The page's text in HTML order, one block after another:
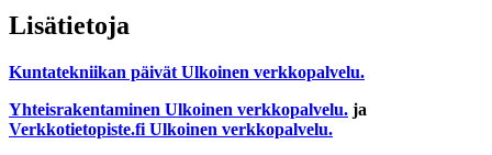
Lisätietoja
Kuntatekniikan päivät Ulkoinen verkkopalvelu.
Yhteisrakentaminen Ulkoinen verkkopalvelu. ja
Verkkotietopiste.fi Ulkoinen verkkopalvelu.